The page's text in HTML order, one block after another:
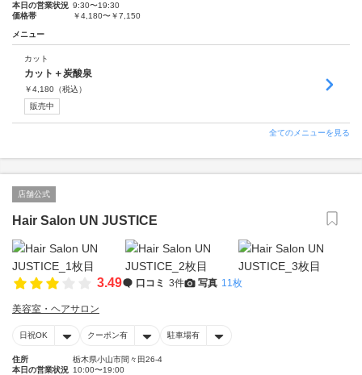
本日の営業状況 9:30〜19:30
価格帯
￥4,180〜￥7,150
メニュー
カット
カット＋炭酸泉
￥4,180 （税込）
販売中
全てのメニューを見る
店舗公式
Hair Salon UN JUSTICE
3.49 口コミ 3件 写真 11枚
美容室・ヘアサロン
日祝OK クーポン有 駐車場有
住所
栃木県小山市間々田26-4
本日の営業状況 10:00〜19:00